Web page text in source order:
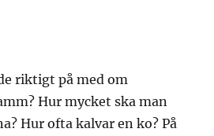
riktigt på med om
Hur mycket ska man
Hur ofta kalvar en ko? På